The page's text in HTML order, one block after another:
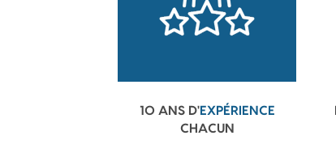
10 ANS D'EXPÉRIENCE
CHACUN